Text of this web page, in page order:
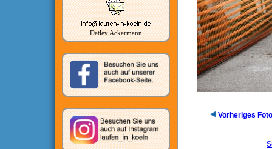
Detlev Ackermann
Vorheriges Foto